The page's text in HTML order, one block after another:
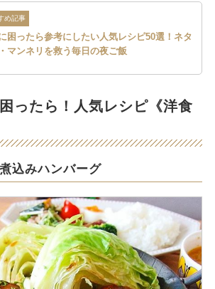
め記事
困ったら参考にしたい人気レシピ50選！ネタ
マンネリを救う毎日の夜ご飯
ったら！人気レシピ《洋食
込みハンバーグ